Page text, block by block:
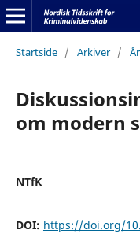
Startside / Arkiver /
om modern
NTfK
DOI: https://doi.org/